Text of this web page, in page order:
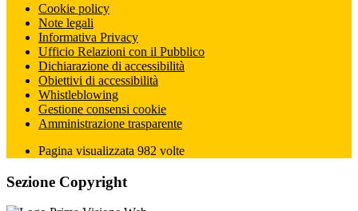
Cookie policy
Note legali
Informativa Privacy
Ufficio Relazioni con il Pubblico
Dichiarazione di accessibilità
Obiettivi di accessibilità
Whistleblowing
Gestione consensi cookie
Amministrazione trasparente
Pagina visualizzata 982 volte
Sezione Copyright